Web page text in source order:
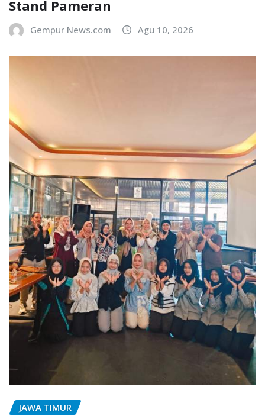
Stand Pameran
Gempur News.com Agu 10, 2026
JAWA TIMUR